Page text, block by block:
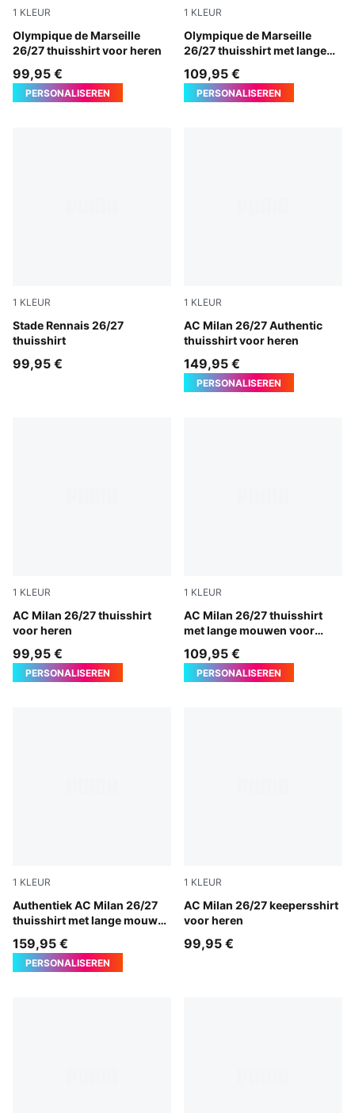
1 KLEUR
Olympique de Marseille
26/27 thuisshirt voor heren
PUMA White-PUMA Team Royal
99,95 €
PERSONALISEREN
1 KLEUR
Olympique de Marseille
26/27 thuisshirt met lange
PUMA White-PUMA Team
109,95 €
PERSONALISEREN
1 KLEUR
Stade Rennais 26/27
thuisshirt
PUMA Red-PUMA Black
99,95 €
1 KLEUR
AC Milan 26/27 Authentic
thuisshirt voor heren
PUMA Black-For All Time
149,95 €
PERSONALISEREN
1 KLEUR
AC Milan 26/27 thuisshirt
voor heren
PUMA Black-For All Time Red
99,95 €
PERSONALISEREN
1 KLEUR
AC Milan 26/27 thuisshirt
met lange mouwen voor
PUMA Black-For All Time
109,95 €
PERSONALISEREN
1 KLEUR
Authentiek AC Milan 26/27
thuisshirt met lange mouwen
PUMA Black-For All Time Red
159,95 €
PERSONALISEREN
1 KLEUR
AC Milan 26/27 keepersshirt
voor heren
Archive Gold-PUMA Black
99,95 €